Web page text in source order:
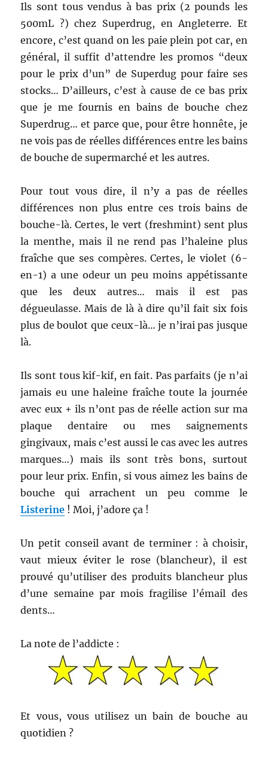
Ils sont tous vendus à bas prix (2 pounds les
500mL ?) chez Superdrug, en Angleterre. Et
encore, c’est quand on les paie plein pot car, en
général, il suffit d’attendre les promos “deux
pour le prix d’un” de Superdug pour faire ses
stocks… D’ailleurs, c’est à cause de ce bas prix
que je me fournis en bains de bouche chez
Superdrug… et parce que, pour être honnête, je
ne vois pas de réelles différences entre les bains
de bouche de supermarché et les autres.
Pour tout vous dire, il n’y a pas de réelles
différences non plus entre ces trois bains de
bouche-là. Certes, le vert (freshmint) sent plus
la menthe, mais il ne rend pas l’haleine plus
fraîche que ses compères. Certes, le violet (6-
en-1) a une odeur un peu moins appétissante
que les deux autres… mais il est pas
dégueulasse. Mais de là à dire qu’il fait six fois
plus de boulot que ceux-là… je n’irai pas jusque
là.
Ils sont tous kif-kif, en fait. Pas parfaits (je n’ai
jamais eu une haleine fraîche toute la journée
avec eux + ils n’ont pas de réelle action sur ma
plaque dentaire ou mes saignements
gingivaux, mais c’est aussi le cas avec les autres
marques…) mais ils sont très bons, surtout
pour leur prix. Enfin, si vous aimez les bains de
bouche qui arrachent un peu comme le
Listerine ! Moi, j’adore ça !
Un petit conseil avant de terminer : à choisir,
vaut mieux éviter le rose (blancheur), il est
prouvé qu’utiliser des produits blancheur plus
d’une semaine par mois fragilise l’émail des
dents…
La note de l’addicte :
Et vous, vous utilisez un bain de bouche au
quotidien ?